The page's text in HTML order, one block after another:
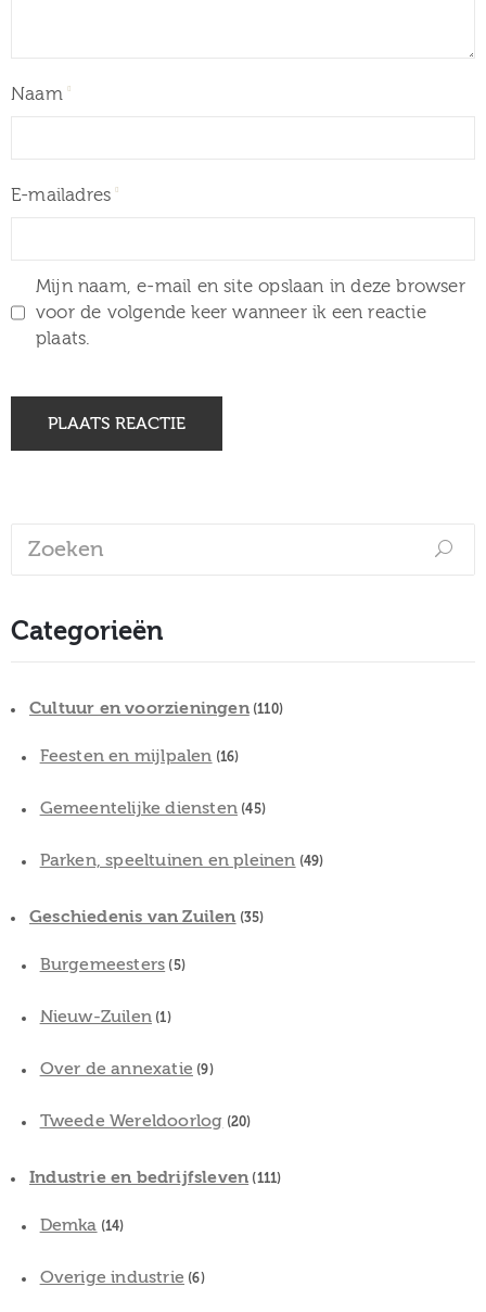
Naam
E-mailadres
Mijn naam, e-mail en site opslaan in deze browser
voor de volgende keer wanneer ik een reactie
plaats.
Categorieën
Cultuur en voorzieningen(110)
Feesten en mijlpalen (16)
Gemeentelijke diensten (45)
Parken, speeltuinen en pleinen (49)
Geschiedenis van Zuilen (35)
Burgemeesters (5)
Nieuw-Zuilen (1)
Over de annexatie (9)
Tweede Wereldoorlog (20)
Industrie en bedrijfsleven (111)
Demka (14)
Overige industrie (6)